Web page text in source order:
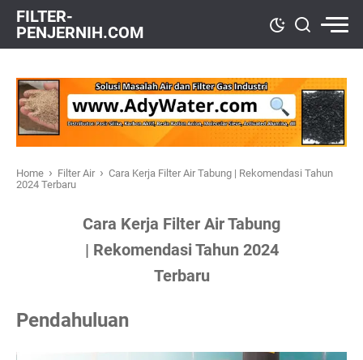
FILTER-
PENJERNIH.COM
Home › Filter Air › Cara Kerja Filter Air Tabung | Rekomendasi Tahun
2024 Terbaru
Cara Kerja Filter Air Tabung
| Rekomendasi Tahun 2024
Terbaru
Pendahuluan